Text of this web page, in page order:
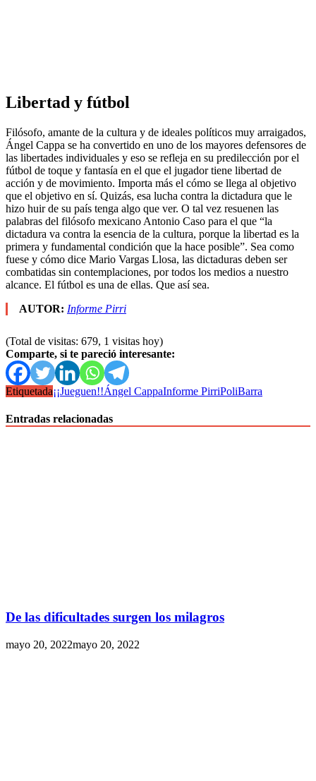
Libertad y fútbol
Filósofo, amante de la cultura y de ideales políticos muy arraigados,
Ángel Cappa se ha convertido en uno de los mayores defensores de
las libertades individuales y eso se refleja en su predilección por el
fútbol de toque y fantasía en el que el jugador tiene libertad de
acción y de movimiento. Importa más el cómo se llega al objetivo
que el objetivo en sí. Quizás, esa lucha contra la dictadura que le
hizo huir de su país tenga algo que ver. O tal vez resuenen las
palabras del filósofo mexicano Antonio Caso para el que “la
dictadura va contra la esencia de la cultura, porque la libertad es la
primera y fundamental condición que la hace posible”. Sea como
fuese y cómo dice Mario Vargas Llosa, las dictaduras deben ser
combatidas sin contemplaciones, por todos los medios a nuestro
alcance. El fútbol es una de ellas. Que así sea.
AUTOR: Informe Pirri
(Total de visitas: 679, 1 visitas hoy)
Comparte, si te pareció interesante:
Etiquetada¡¡Jueguen!!Ángel CappaInforme PirriPoliBarra
Entradas relacionadas
De las dificultades surgen los milagros
mayo 20, 2022mayo 20, 2022